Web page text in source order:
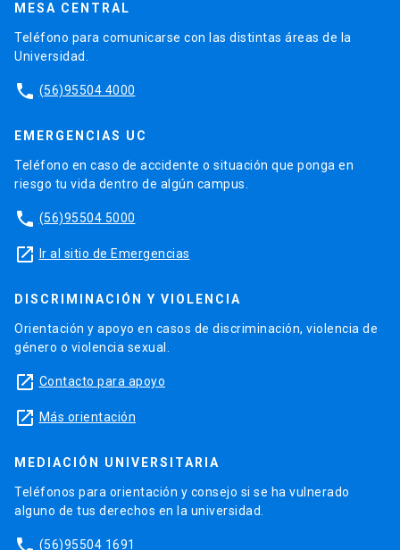
MESA CENTRAL
Teléfono para comunicarse con las distintas áreas de la
Universidad.
phone (56)95504 4000
EMERGENCIAS UC
Teléfono en caso de accidente o situación que ponga en
riesgo tu vida dentro de algún campus.
phone (56)95504 5000
launch Ir al sitio de Emergencias
DISCRIMINACIÓN Y VIOLENCIA
Orientación y apoyo en casos de discriminación, violencia de
género o violencia sexual.
launch Contacto para apoyo
launch Más orientación
MEDIACIÓN UNIVERSITARIA
Teléfonos para orientación y consejo si se ha vulnerado
alguno de tus derechos en la universidad.
(56)95504 1691